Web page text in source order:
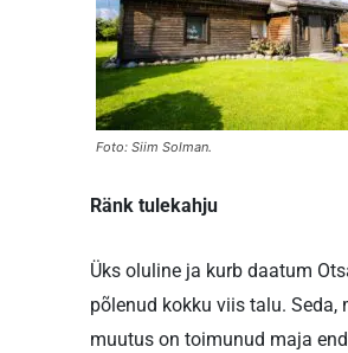
Foto: Siim Solman.
Ränk tulekahju
Üks oluline ja kurb daatum
põlenud kokku viis talu.
muutus on toimunud maja